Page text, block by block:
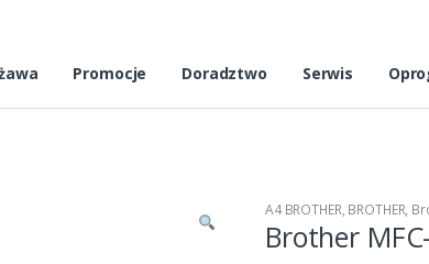
Promocje Doradztwo Serwis
A4 BROTHER, BROTHER,
Brother